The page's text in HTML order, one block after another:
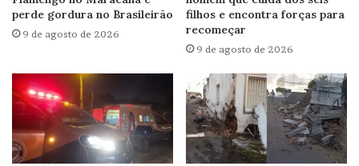
perde gordura no Brasileirão
9 de agosto de 2026
filhos e encontra forças para
recomeçar
9 de agosto de 2026